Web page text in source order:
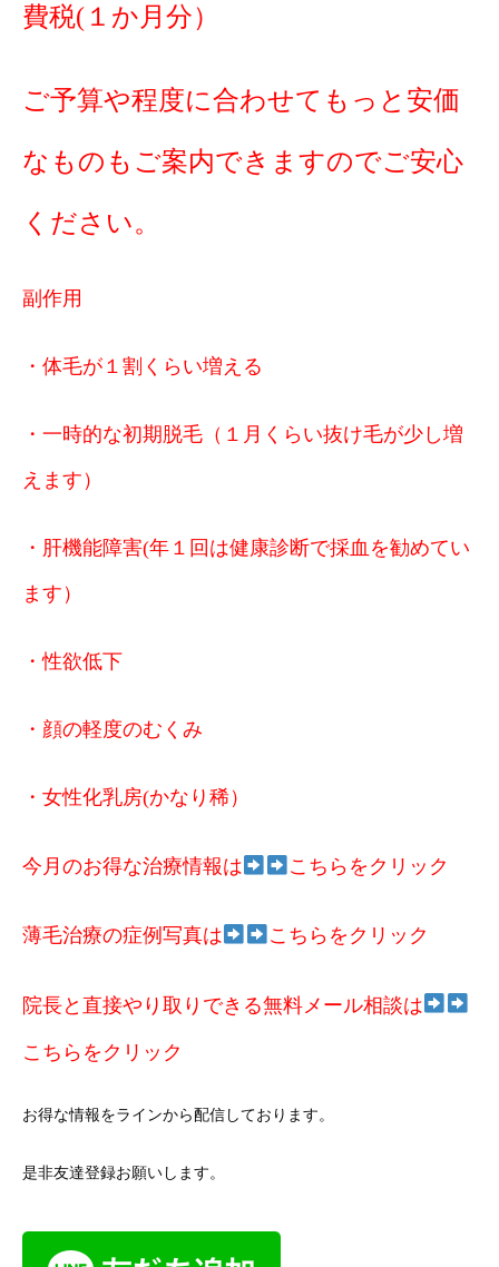
費税(１か月分）
ご予算や程度に合わせてもっと安価
なものもご案内できますのでご安心
ください。
副作用
・体毛が１割くらい増える
・一時的な初期脱毛（１月くらい抜け毛が少し増
えます）
・肝機能障害(年１回は健康診断で採血を勧めてい
ます）
・性欲低下
・顔の軽度のむくみ
・女性化乳房(かなり稀）
今月のお得な治療情報は こちらをクリック
薄毛治療の症例写真は こちらをクリック
院長と直接やり取りできる無料メール相談は
こちらをクリック
お得な情報をラインから配信しております。
是非友達登録お願いします。